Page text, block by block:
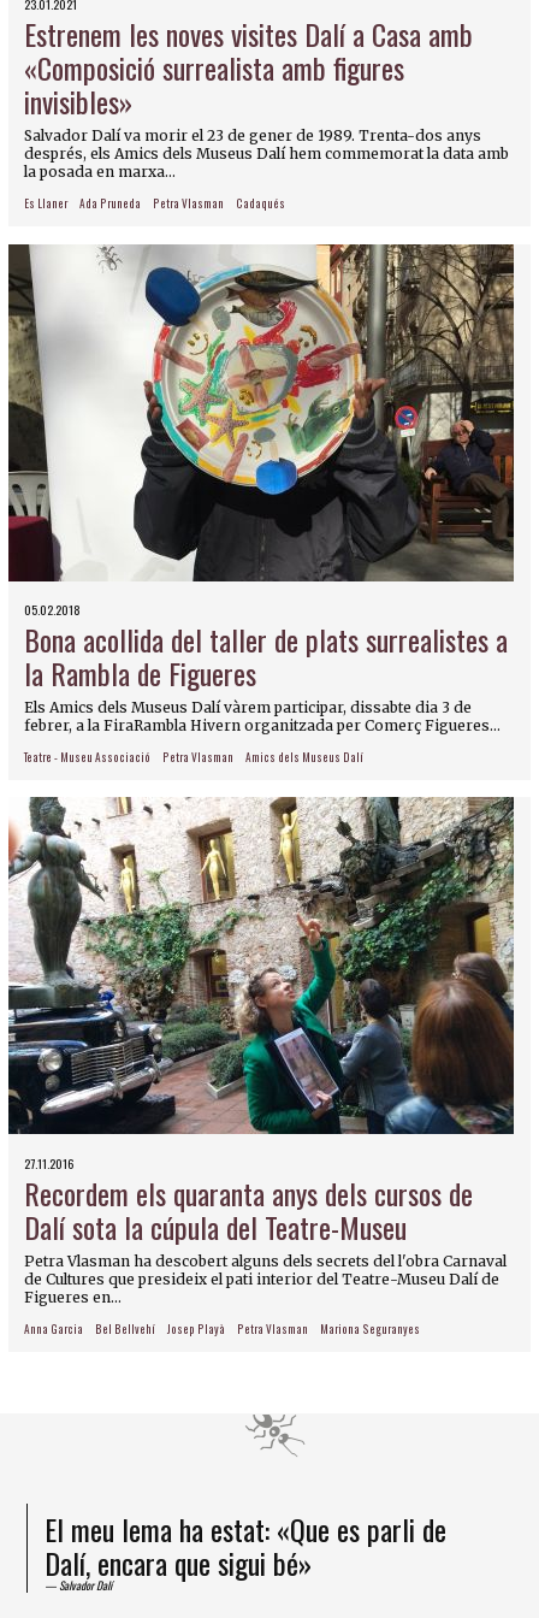
23.01.2021
Estrenem les noves visites Dalí a Casa amb
«Composició surrealista amb figures
invisibles»
Salvador Dalí va morir el 23 de gener de 1989. Trenta-dos anys
després, els Amics dels Museus Dalí hem commemorat la data amb
la posada en marxa...
Es Llaner Ada Pruneda Petra Vlasman Cadaqués
05.02.2018
Bona acollida del taller de plats surrealistes a
la Rambla de Figueres
Els Amics dels Museus Dalí vàrem participar, dissabte dia 3 de
febrer, a la FiraRambla Hivern organitzada per Comerç Figueres...
Teatre - Museu Associació Petra Vlasman Amics dels Museus Dalí
27.11.2016
Recordem els quaranta anys dels cursos de
Dalí sota la cúpula del Teatre-Museu
Petra Vlasman ha descobert alguns dels secrets del l'obra Carnaval
de Cultures que presideix el pati interior del Teatre-Museu Dalí de
Figueres en...
Anna Garcia Bel Bellvehí Josep Playà Petra Vlasman Mariona Seguranyes
El meu lema ha estat: «Que es parli de
Dalí, encara que sigui bé»
Salvador Dalí